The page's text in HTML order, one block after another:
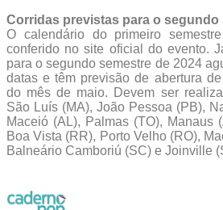
Corridas previstas para o segundo
O calendário do primeiro
conferido no site oficial do evento.
para o segundo semestre de 2024
datas e têm previsão de abertura
do mês de maio. Devem ser
São Luís (MA), João Pessoa (PB),
Maceió (AL), Palmas (TO), Manaus
Boa Vista (RR), Porto Velho (RO),
Balneário Camboriú (SC) e Joinville